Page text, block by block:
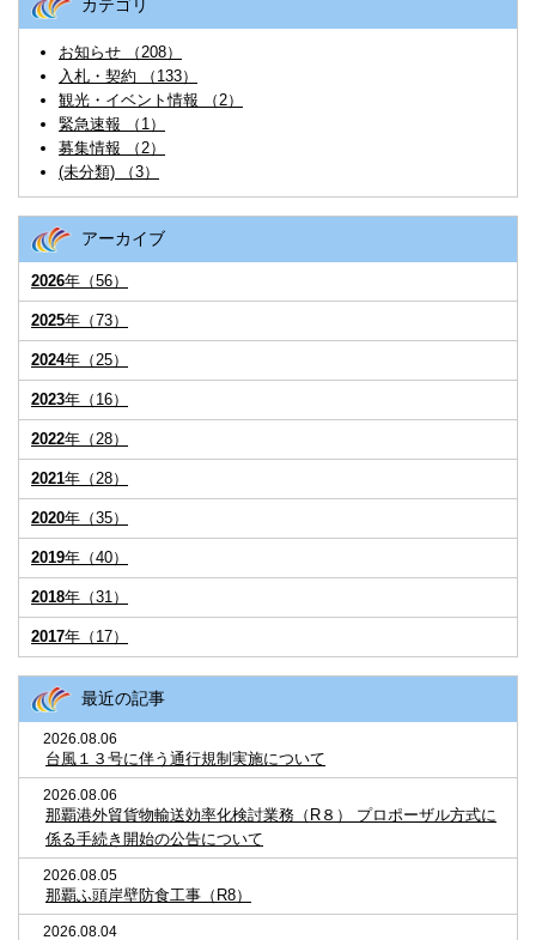
カテゴリ
お知らせ （208）
入札・契約 （133）
観光・イベント情報 （2）
緊急速報 （1）
募集情報 （2）
(未分類) （3）
アーカイブ
2026年（56）
2025年（73）
2024年（25）
2023年（16）
2022年（28）
2021年（28）
2020年（35）
2019年（40）
2018年（31）
2017年（17）
最近の記事
2026.08.06
台風１３号に伴う通行規制実施について
2026.08.06
那覇港外貿貨物輸送効率化検討業務（R８） プロポーザル方式に
係る手続き開始の公告について
2026.08.05
那覇ふ頭岸壁防食工事（R8）
2026.08.04